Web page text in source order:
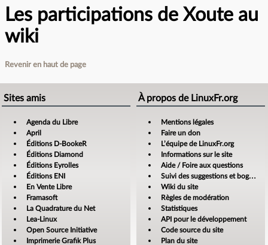
Les participations de Xoute au
wiki
Revenir en haut de page
Sites amis
Agenda du Libre
April
Éditions D-BookeR
Éditions Diamond
Éditions Eyrolles
Éditions ENI
En Vente Libre
Framasoft
La Quadrature du Net
Lea-Linux
Open Source Initiative
Imprimerie Grafik Plus
À propos de LinuxFr.org
Mentions légales
Faire un don
L’équipe de LinuxFr.org
Informations sur le site
Aide / Foire aux questions
Suivi des suggestions et bogues
Wiki du site
Règles de modération
Statistiques
API pour le développement
Code source du site
Plan du site